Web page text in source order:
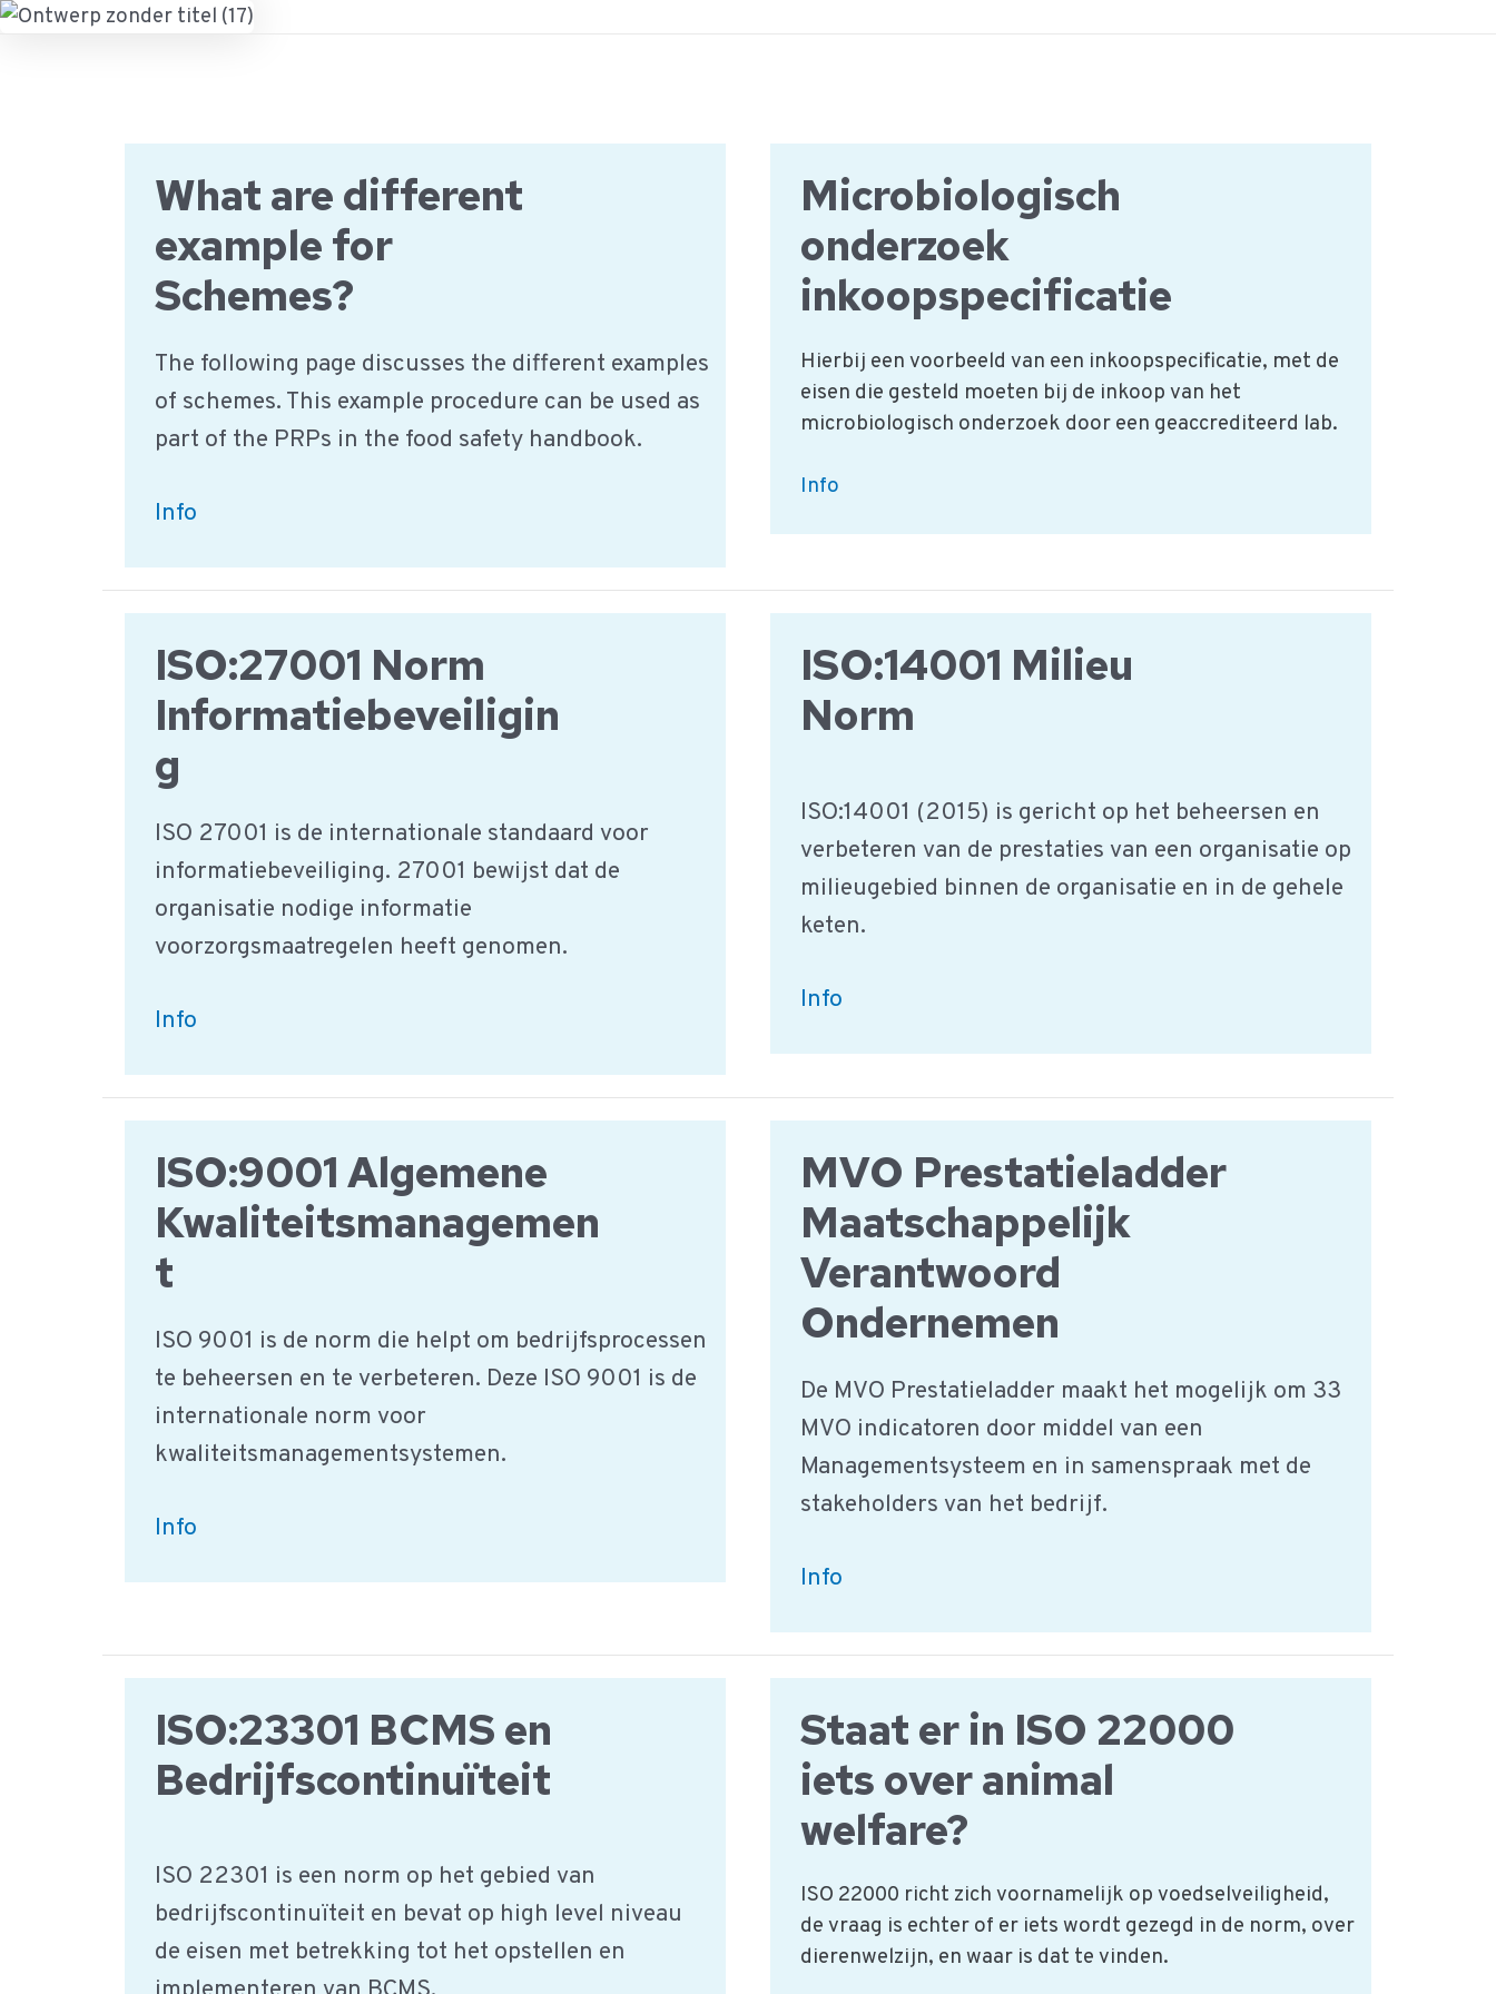
What are different
example for
Schemes?
The following page discusses the different examples
of schemes. This example procedure can be used as
part of the PRPs in the food safety handbook.
What
different
for
Schemes?
Info
Microbiologisch
onderzoek
inkoopspecificatie
Hierbij een voorbeeld van een inkoopspecificatie, met de
eisen die gesteld moeten bij de inkoop van het
microbiologisch onderzoek door een geaccrediteerd lab.
Microbiologisch
Info
ISO:27001 Norm
Informatiebeveiligin
g
ISO 27001 is de internationale standaard voor
informatiebeveiliging. 27001 bewijst dat de
organisatie nodige informatie
voorzorgsmaatregelen heeft genomen.
ISO:27001
Informatiebeveiliging
Info
ISO:14001 Milieu
Norm
ISO:14001 (2015) is gericht op het beheersen en
verbeteren van de prestaties van een organisatie op
milieugebied binnen de organisatie en in de gehele
keten.
ISO:14001
Info
ISO:9001 Algemene
Kwaliteitsmanagemen
t
ISO 9001 is de norm die helpt om bedrijfsprocessen
te beheersen en te verbeteren. Deze ISO 9001 is de
internationale norm voor
kwaliteitsmanagementsystemen.
ISO:9001
Info
MVO Prestatieladder
Maatschappelijk
Verantwoord
Ondernemen
De MVO Prestatieladder maakt het mogelijk om 33
MVO indicatoren door middel van een
Managementsysteem en in samenspraak met de
stakeholders van het bedrijf.
MVO
Maatschappelijk
Ondernemen
Info
ISO:23301 BCMS en
Bedrijfscontinuïteit
ISO 22301 is een norm op het gebied van
bedrijfscontinuïteit en bevat op high level niveau
de eisen met betrekking tot het opstellen en
Staat er in ISO 22000
iets over animal
welfare?
ISO 22000 richt zich voornamelijk op voedselveiligheid,
de vraag is echter of er iets wordt gezegd in de norm, over
dierenwelzijn, en waar is dat te vinden.